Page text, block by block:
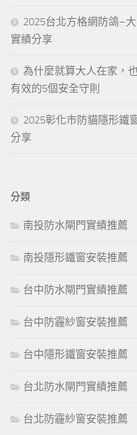
2025台北方格網防鴿–
實績分享
為什麼就算大人在家，
有效的5個安全守則
2025彰化市防貓隱形鐵
分享
分類
南投防水閘門實績推薦
南投隱形鐵窗安裝推薦
台中防水閘門實績推薦
台中防霾紗窗安裝推薦
台中隱形鐵窗安裝推薦
台北防水閘門實績推薦
台北防霾紗窗安裝推薦